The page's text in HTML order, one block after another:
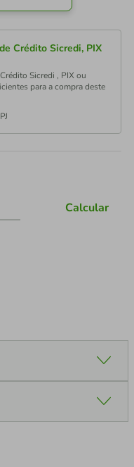
Crédito Sicredi, PIX
Sicredi , PIX ou
para a compra deste
Calcular